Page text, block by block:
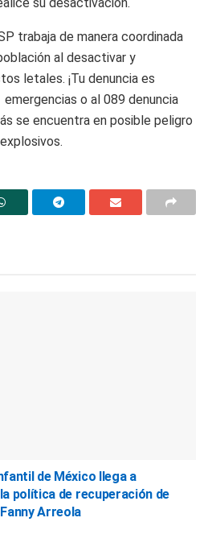
trabaja de manera coordinada
al desactivar y
letales. ¡Tu denuncia es
o al 089 denuncia
se encuentra en posible peligro
de México llega a
política de recuperación de
Arreola